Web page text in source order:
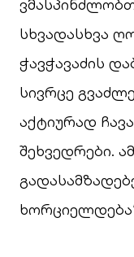
სხვადასხვა
ჭავჭავაძის
სივრცე
აქტიურად
შეხვედრები.